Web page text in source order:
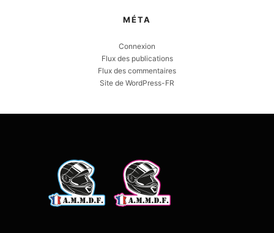
MÉTA
Connexion
Flux des publications
Flux des commentaires
Site de WordPress-FR